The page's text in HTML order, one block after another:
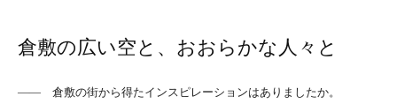
倉敷の広い空と、おおらかな人々と
―― 倉敷の街から得たインスピレーションはありましたか。